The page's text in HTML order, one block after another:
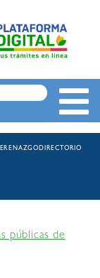
DIRECTORIO
públicas de